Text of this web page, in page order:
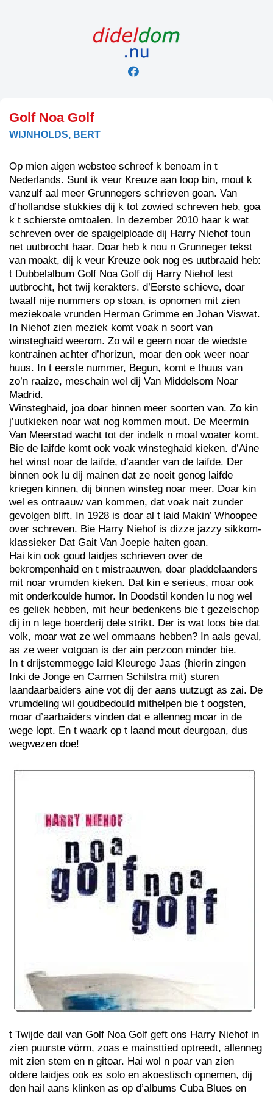
Golf Noa Golf
WIJNHOLDS, BERT
Op mien aigen webstee schreef k benoam in t
Nederlands. Sunt ik veur Kreuze aan loop bin, mout k
vanzulf aal meer Grunnegers schrieven goan. Van
d’hollandse stukkies dij k tot zowied schreven heb, goa
k t schierste omtoalen. In dezember 2010 haar k wat
schreven over de spaigelploade dij Harry Niehof toun
net uutbrocht haar. Doar heb k nou n Grunneger tekst
van moakt, dij k veur Kreuze ook nog es uutbraaid heb:
t Dubbelalbum Golf Noa Golf dij Harry Niehof lest
uutbrocht, het twij kerakters. d’Eerste schieve, doar
twaalf nije nummers op stoan, is opnomen mit zien
meziekoale vrunden Herman Grimme en Johan Viswat.
In Niehof zien meziek komt voak n soort van
winsteghaid weerom. Zo wil e geern noar de wiedste
kontrainen achter d’horizun, moar den ook weer noar
huus. In t eerste nummer, Begun, komt e thuus van
zo’n raaize, meschain wel dij Van Middelsom Noar
Madrid.
Winsteghaid, joa doar binnen meer soorten van. Zo kin
j’uutkieken noar wat nog kommen mout. De Meermin
Van Meerstad wacht tot der indelk n moal woater komt.
Bie de laifde komt ook voak winsteghaid kieken. d’Aine
het winst noar de laifde, d’aander van de laifde. Der
binnen ook lu dij mainen dat ze noeit genog laifde
kriegen kinnen, dij binnen winsteg noar meer. Doar kin
wel es ontraauw van kommen, dat voak nait zunder
gevolgen blift. In 1928 is doar al t laid Makin’ Whoopee
over schreven. Bie Harry Niehof is dizze jazzy sikkom-
klassieker Dat Gait Van Joepie haiten goan.
Hai kin ook goud laidjes schrieven over de
bekrompenhaid en t mistraauwen, doar pladdelaanders
mit noar vrumden kieken. Dat kin e serieus, moar ook
mit onderkoulde humor. In Doodstil konden lu nog wel
es geliek hebben, mit heur bedenkens bie t gezelschop
dij in n lege boerderij dele strikt. Der is wat loos bie dat
volk, moar wat ze wel ommaans hebben? In aals geval,
as ze weer votgoan is der ain perzoon minder bie.
In t drijstemmegge laid Kleurege Jaas (hierin zingen
Inki de Jonge en Carmen Schilstra mit) sturen
laandaarbaiders aine vot dij der aans uutzugt as zai. De
vrumdeling wil goudbedould mithelpen bie t oogsten,
moar d’aarbaiders vinden dat e allenneg moar in de
wege lopt. En t waark op t laand mout deurgoan, dus
wegwezen doe!
t Twijde dail van Golf Noa Golf geft ons Harry Niehof in
zien puurste vörm, zoas e mainsttied optreedt, allenneg
mit zien stem en n gitoar. Hai wol n poar van zien
oldere laidjes ook es solo en akoestisch opnemen, dij
den hail aans klinken as op d’albums Cuba Blues en